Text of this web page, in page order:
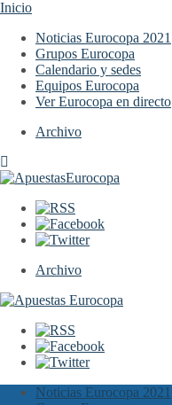
Inicio
Noticias Eurocopa 2021
Grupos Eurocopa
Calendario y sedes
Equipos Eurocopa
Ver Eurocopa en directo
Archivo
Archivo
Noticias Eurocopa 2021